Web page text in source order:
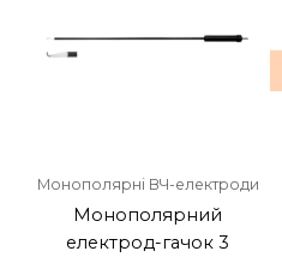
Монополярні ВЧ-електроди
Монополярний
електрод-гачок 3